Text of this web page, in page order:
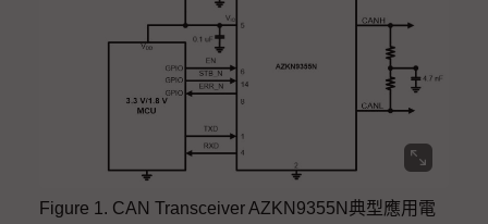
Figure 1. CAN Transceiver AZKN9355N典型應用電